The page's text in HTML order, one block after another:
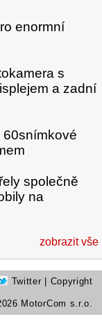
enormní
s
a zadní
60snímkové
společně
na
zobrazit vše
Twitter | Copyright
MotorCom s.r.o.